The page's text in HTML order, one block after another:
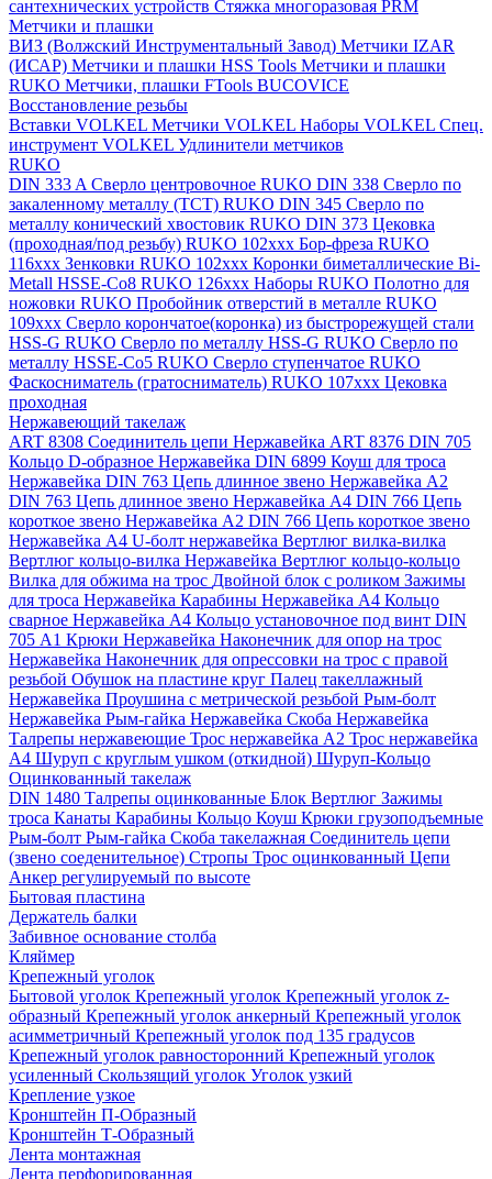
сантехнических устройств Стяжка многоразовая PRM
Метчики и плашки
ВИЗ (Волжский Инструментальный Завод) Метчики IZAR
(ИСАР) Метчики и плашки HSS Tools Метчики и плашки
RUKO Метчики, плашки FTools BUCOVICE
Восстановление резьбы
Вставки VOLKEL Метчики VOLKEL Наборы VOLKEL Спец.
инструмент VOLKEL Удлинители метчиков
RUKO
DIN 333 A Сверло центровочное RUKO DIN 338 Сверло по
закаленному металлу (ТСТ) RUKO DIN 345 Сверло по
металлу конический хвостовик RUKO DIN 373 Цековка
(проходная/под резьбу) RUKO 102xxx Бор-фреза RUKO
116xxx Зенковки RUKO 102xxx Коронки биметаллические Bi-
Metall HSSE-Co8 RUKO 126ххх Наборы RUKO Полотно для
ножовки RUKO Пробойник отверстий в металле RUKO
109ххх Сверло корончатое(коронка) из быстрорежущей стали
HSS-G RUKO Сверло по металлу HSS-G RUKO Сверло по
металлу HSSE-Co5 RUKO Сверло ступенчатое RUKO
Фаскосниматель (гратосниматель) RUKO 107xxx Цековка
проходная
Нержавеющий такелаж
ART 8308 Соединитель цепи Нержавейка ART 8376 DIN 705
Кольцо D-образное Нержавейка DIN 6899 Коуш для троса
Нержавейка DIN 763 Цепь длинное звено Нержавейка A2
DIN 763 Цепь длинное звено Нержавейка A4 DIN 766 Цепь
короткое звено Нержавейка A2 DIN 766 Цепь короткое звено
Нержавейка А4 U-болт нержавейка Вертлюг вилка-вилка
Вертлюг кольцо-вилка Нержавейка Вертлюг кольцо-кольцо
Вилка для обжима на трос Двойной блок с роликом Зажимы
для троса Нержавейка Карабины Нержавейка А4 Кольцо
сварное Нержавейка A4 Кольцо установочное под винт DIN
705 А1 Крюки Нержавейка Наконечник для опор на трос
Нержавейка Наконечник для опрессовки на трос с правой
резьбой Обушок на пластине круг Палец такеллажный
Нержавейка Проушина с метрической резьбой Рым-болт
Нержавейка Рым-гайка Нержавейка Скоба Нержавейка
Талрепы нержавеющие Трос нержавейка А2 Трос нержавейка
А4 Шуруп с круглым ушком (откидной) Шуруп-Кольцо
Оцинкованный такелаж
DIN 1480 Талрепы оцинкованные Блок Вертлюг Зажимы
троса Канаты Карабины Кольцо Коуш Крюки грузоподъемные
Рым-болт Рым-гайка Скоба такелажная Соединитель цепи
(звено соеденительное) Стропы Трос оцинкованный Цепи
Анкер регулируемый по высоте
Бытовая пластина
Держатель балки
Забивное основание столба
Кляймер
Крепежный уголок
Бытовой уголок Крепежный уголок Крепежный уголок z-
образный Крепежный уголок анкерный Крепежный уголок
асимметричный Крепежный уголок под 135 градусов
Крепежный уголок равносторонний Крепежный уголок
усиленный Скользящий уголок Уголок узкий
Крепление узкое
Кронштейн П-Образный
Кронштейн Т-Образный
Лента монтажная
Лента перфорированная